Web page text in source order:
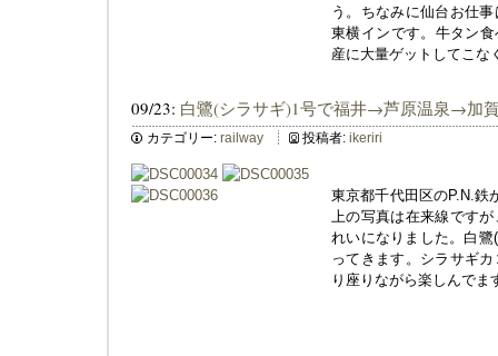
う。ちなみに仙台お仕
東横インです。牛タン
産に大量ゲットしてこな
09/23: 白鷺(シラサギ)1号で福井→芦原温泉→加
カテゴリー: railway 投稿者: ikeriri
東京都千代田区のP.N.鉄
上の写真は在来線です
れいになりました。白
ってきます。シラサギ
り座りながら楽しんでま